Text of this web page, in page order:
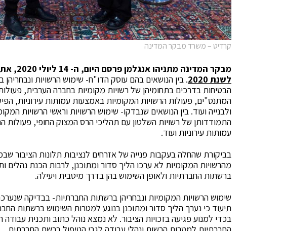
קרדיט – משרד מבקר המדינה
מבקר המדינה מתניהו אנגלמן פרסם היום, ה- 14 ליולי 2020, את דו"ח
לשנת 2020
. בין הנושאים בהם עוסק הדו"ח- שימוש הרשויות
הבטיחות בדרכים בתחומיהן של רשויות מקומיות בחברה הערבית,
המתנס"ים, פעולות הרשויות המקומיות באמצעות עמותות עירוניות,
ולבנייה ועוד. בין הנושאים שנבדקו- שימוש הרשויות וראשי הרשויות
התמודדותן של רשויות השלטון עם תהליכי הרס המצוק החופי,
עמותות עירוניות ועוד.
בביקורת שהחלה בעקבות פנייה של אזרחים לנציבות תלונות הציבור
מהרשויות המקומיות לא ערכו הליך סדור ומתוכנן, לרבות הכנת נהלים
ברשתות החברתיות ולאופן השימוש בהן בדרך מיטבית ויעילה.
שימוש הרשויות המקומיות ונבחריהן ברשתות החברתיות- בבדיקה
תיעוד כי נערך הליך סדור ומתוכנן בנוגע למטרות השימוש ברשתות
בכדי למנוע פגיעה בזכויות הציבור. לא נמצא נוהל כתוב ותכנית